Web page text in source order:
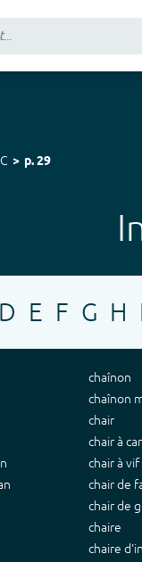
C p.29
D E F G H
chaînon
chaînon
chair
chair à
chair à vif
chair de
chair de
chaire
chaire